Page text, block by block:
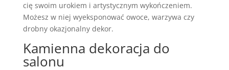
cię swoim urokiem i artystycznym wykończeniem.
Możesz w niej wyeksponować owoce, warzywa czy
drobny okazjonalny dekor.
Kamienna dekoracja do
salonu